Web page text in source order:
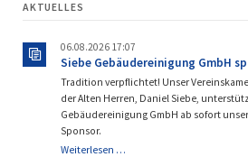
AKTUELLES
06.08.2026 17:07
Siebe Gebäudereinigung GmbH
Tradition verpflichtet! Unser
der Alten Herren, Daniel Siebe,
Gebäudereinigung GmbH ab sofort
Sponsor.
Weiterlesen …Siebe